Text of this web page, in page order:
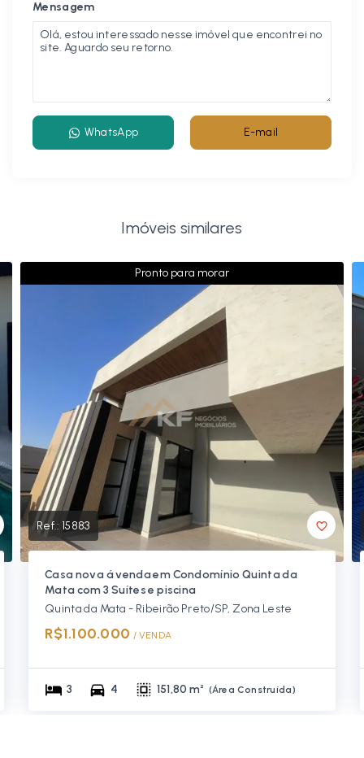
Mensagem
WhatsApp E-mail
Imóveis similares
Pronto para morar
Ref.: 15883
Casa nova á venda em Condomínio Quinta da
Mata com 3 Suítes e piscina
Quinta da Mata - Ribeirão Preto/SP, Zona Leste
R$1.100.000 / VENDA
3 4 151,80 m² (Área Construída)